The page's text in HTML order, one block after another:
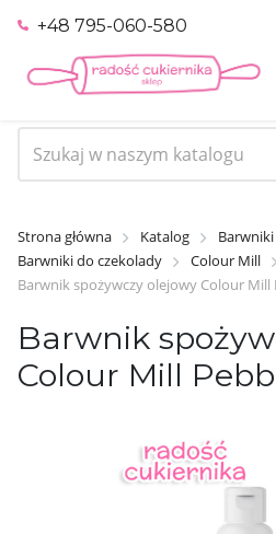
+48 795-060-580
Strona główna Katalog
Barwniki do czekolady
Colour Mill
Barwnik spożywczy olejowy Colour Mill
Barwnik
Colour Mill